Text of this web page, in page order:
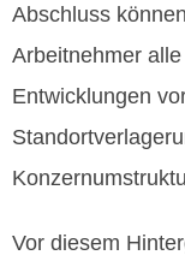
Abschluss
Arbeitnehmer
Entwicklungen
Vor diesem